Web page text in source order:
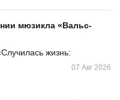
мюзикла «Вальс-
жизнь:
07 Авг 2026